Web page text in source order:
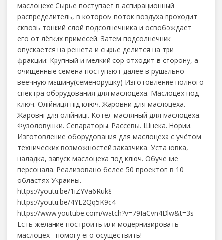
маслоцехе Сырье поступает в аспирационный
распределитель, в котором поток воздуха проходит
сквозь тонкий слой подсолнечника и освобождает
его от лёгких примесей. Затем подсолнечник
опускается на решета и сырье делится на три
фракции: Крупный и мелкий сор отходит в сторону, а
очищенные семена поступают далее в рушально
веечную машину(семенорушку) Изготовление полного
спектра оборудования для маслоцеха. Маслоцех под
ключ. Олійниця під ключ. Жаровни для маслоцеха.
Жаровні для олійниці. Котёл масляный для маслоцеха.
Фузоловушки. Сепараторы. Рассевы. Шнека. Нории.
Изготовление оборудования для маслоцеха с учётом
технических возможностей заказчика. Установка,
наладка, запуск маслоцеха под ключ. Обучение
персонала. Реализовано более 50 проектов в 10
областях Украины.
https://youtu.be/1iZYVa6Ruk8
https://youtu.be/4YL2Qq5K9d4
https://www.youtube.com/watch?v=79IaCvn4Dlw&t=3s
Есть желание построить или модернизировать
маслоцех - помогу его осуществить!